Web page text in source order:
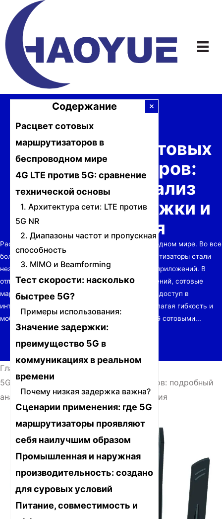
Перейти
содержимому
5G против 4G сотовых
маршрутизаторов:
подробный анализ
скорости, задержки и
их значения
Расцвет сотовых маршрутизаторов в беспроводном мире. Во все
более взаимосвязанном мире сотовые маршрутизаторы стали
незаменимыми для домов, предприятий и IoT-приложений. В
отличие от традиционных проводных подключений, сотовые
маршрутизаторы обеспечивают беспроводной доступ в
интернет, используя сети 4G LTE или 5G, предлагая гибкость и
мобильность. Но в чем разница между 4G и 5G сотовыми...
Главная Новости
5G против 4G сотовых маршрутизаторов: подробный
анализ скорости, задержки и их значения
Содержание
Расцвет сотовых
маршрутизаторов в
беспроводном мире
4G LTE против 5G: сравнение
технической основы
1. Архитектура сети: LTE против
5G NR
2. Диапазоны частот и пропускная
способность
3. MIMO и Beamforming
Тест скорости: насколько
быстрее 5G?
Примеры использования:
Значение задержки:
преимущество 5G в
коммуникациях в реальном
времени
Почему низкая задержка важна?
Сценарии применения: где 5G
маршрутизаторы проявляют
себя наилучшим образом
Промышленная и наружная
производительность: создано
для суровых условий
Питание, совместимость и